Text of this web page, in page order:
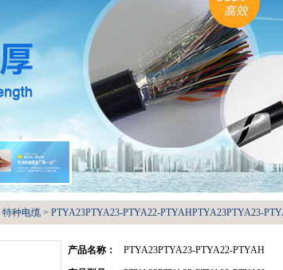
特种电缆 > PTYA23PTYA23-PTYA22-PTYAHPTYA23PTYA23-
产品名称： PTYA23PTYA23-PTYA22-PTYAH